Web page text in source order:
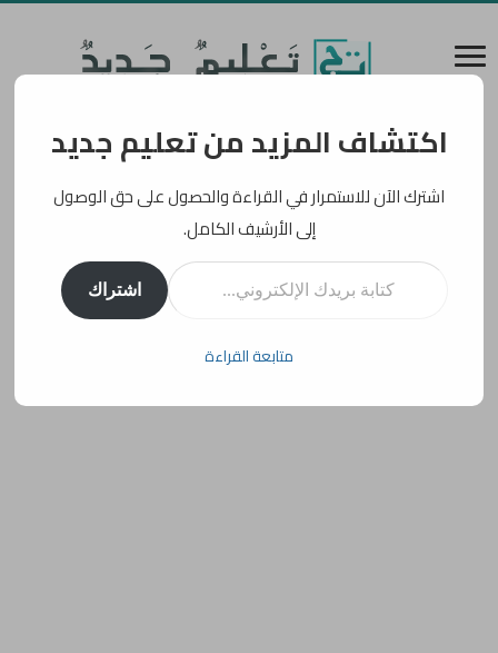
اكتشاف المزيد من تعليم جديد
اشترك الآن للاستمرار في القراءة والحصول على حق الوصول
إلى الأرشيف الكامل.
كتابة بريدك الإلكتروني...
اشتراك
متابعة القراءة